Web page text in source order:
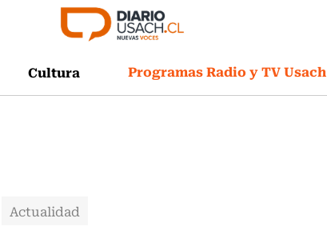
Cultura Programas Radio y TV Usach
Actualidad